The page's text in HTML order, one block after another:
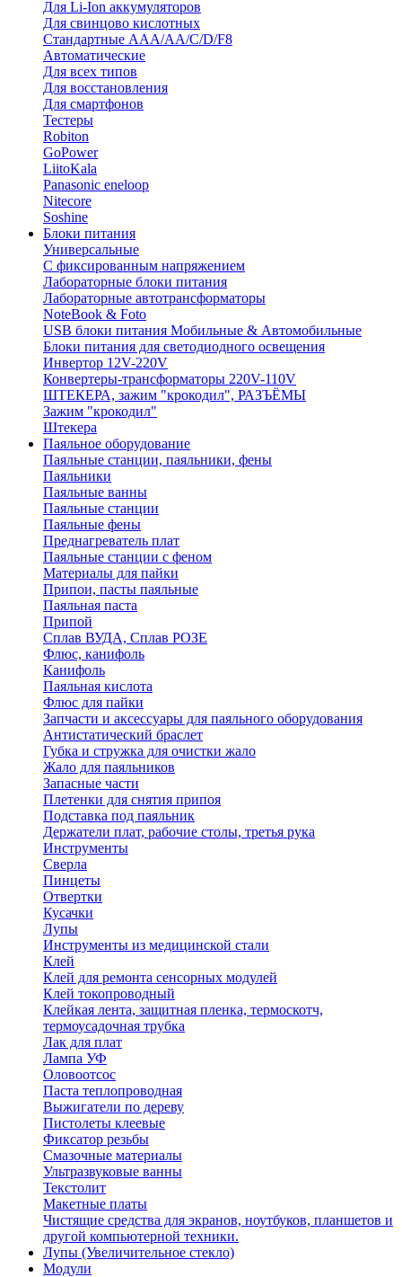
Для Li-Ion аккумуляторов
Для свинцово кислотных
Стандартные ААА/АА/С/D/F8
Автоматические
Для всех типов
Для восстановления
Для смартфонов
Тестеры
Robiton
GoPower
LiitoKala
Panasonic eneloop
Nitecore
Soshine
Блоки питания
Универсальные
C фиксированным напряжением
Лабораторные блоки питания
Лабораторные автотрансформаторы
NoteBook & Foto
USB блоки питания Мобильные & Автомобильные
Блоки питания для светодиодного освещения
Инвертор 12V-220V
Конвертеры-трансформаторы 220V-110V
ШТЕКЕРА, зажим "крокодил", РАЗЪЁМЫ
Зажим "крокодил"
Штекера
Паяльное оборудование
Паяльные станции, паяльники, фены
Паяльники
Паяльные ванны
Паяльные станции
Паяльные фены
Преднагреватель плат
Паяльные станции с феном
Материалы для пайки
Припои, пасты паяльные
Паяльная паста
Припой
Сплав ВУДА, Сплав РОЗЕ
Флюс, канифоль
Канифоль
Паяльная кислота
Флюс для пайки
Запчасти и аксессуары для паяльного оборудования
Антистатический браслет
Губка и стружка для очистки жало
Жало для паяльников
Запасные части
Плетенки для снятия припоя
Подставка под паяльник
Держатели плат, рабочие столы, третья рука
Инструменты
Сверла
Пинцеты
Отвертки
Кусачки
Лупы
Инструменты из медицинской стали
Клей
Клей для ремонта сенсорных модулей
Клей токопроводный
Клейкая лента, защитная пленка, термоскотч,
термоусадочная трубка
Лак для плат
Лампа УФ
Оловоотсос
Паста теплопроводная
Выжигатели по дереву
Пистолеты клеевые
Фиксатор резьбы
Смазочные материалы
Ультразвуковые ванны
Текстолит
Макетные платы
Чистящие средства для экранов, ноутбуков, планшетов и
другой компьютерной техники.
Лупы (Увеличительное стекло)
Модули